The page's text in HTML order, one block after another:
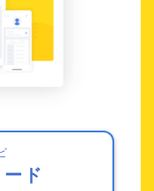
ド